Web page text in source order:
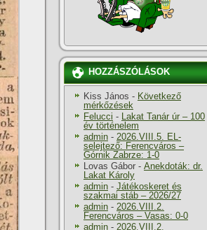
HOZZÁSZÓLÁSOK
Kiss János - Következő
mérkőzések
Felucci - Lakat Tanár úr – 100
év történelem
admin - 2026.VIII.5. EL-
selejtező: Ferencváros –
Górnik Zabrze: 1-0
Lovas Gábor - Anekdoták: dr.
Lakat Károly
admin - Játékoskeret és
szakmai stáb – 2026/27
admin - 2026.VIII.2.
Ferencváros – Vasas: 0-0
admin - 2026.VIII.2.